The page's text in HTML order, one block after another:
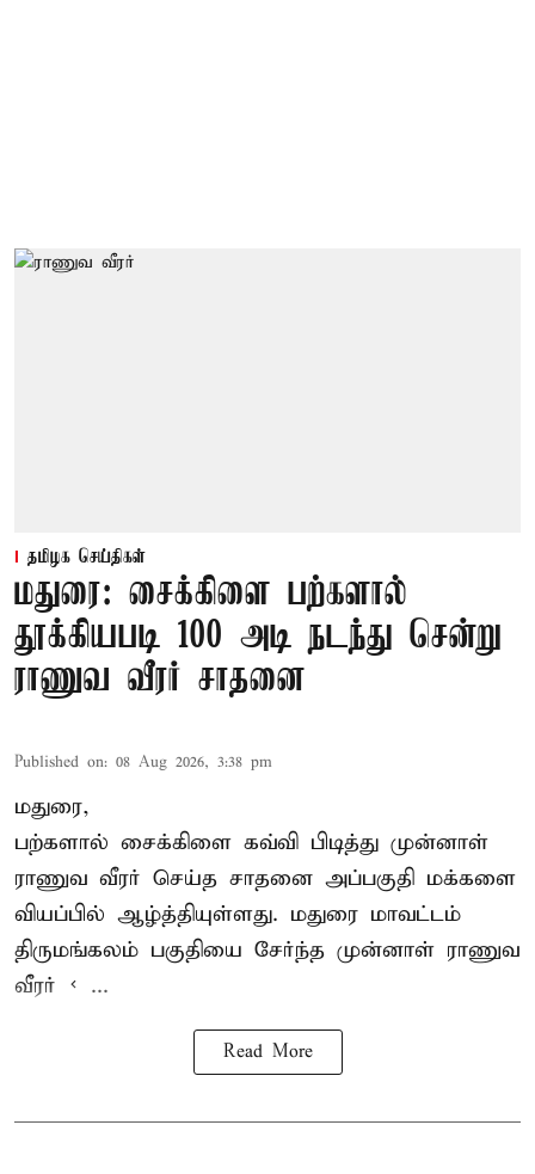
தமிழக செய்திகள்
மதுரை: சைக்கிளை பற்களால்
தூக்கியபடி 100 அடி நடந்து சென்று
ராணுவ வீரர் சாதனை
Published on: 08 Aug 2026, 3:38 pm
மதுரை,
பற்களால் சைக்கிளை கவ்வி பிடித்து முன்னாள்
ராணுவ வீரர் செய்த சாதனை அப்பகுதி மக்களை
வியப்பில் ஆழ்த்தியுள்ளது. மதுரை மாவட்டம்
திருமங்கலம் பகுதியை சேர்ந்த முன்னாள் ராணுவ
வீரர் < ...
Read More